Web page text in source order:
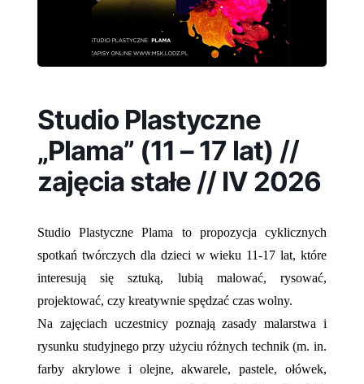
Studio Plastyczne
„Plama” (11 – 17 lat) //
zajęcia stałe // IV 2026
Studio Plastyczne Plama to propozycja cyklicznych
spotkań twórczych dla dzieci w wieku 11-17 lat, które
interesują się sztuką, lubią malować, rysować,
projektować, czy kreatywnie spędzać czas wolny.
Na zajęciach uczestnicy poznają zasady malarstwa i
rysunku studyjnego przy użyciu różnych technik (m. in.
farby akrylowe i olejne, akwarele, pastele, ołówek,